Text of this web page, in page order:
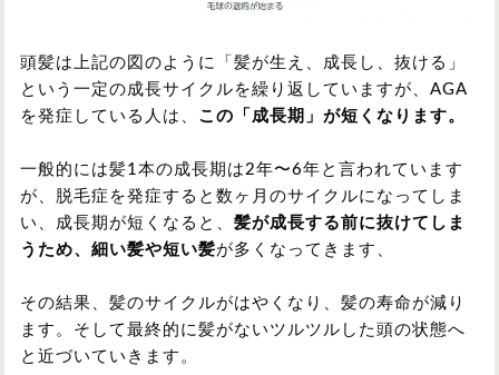
頭髪は上記の図のように「髪が生え、成長し、抜ける」
という一定の成長サイクルを繰り返していますが、AGA
を発症している人は、 この「成長期」が短くなります。
一般的には髪1本の成長期は2年〜6年と言われています
が、脱毛症を発症すると数ヶ月のサイクルになってしま
い、成長期が短くなると、 髪が成長する前に抜けてしま
うため、細い髪や短い髪が多くなってきます、
その結果、髪のサイクルがはやくなり、髪の寿命が減り
ます。そして最終的に髪がないツルツルした頭の状態へ
と近づいていきます。